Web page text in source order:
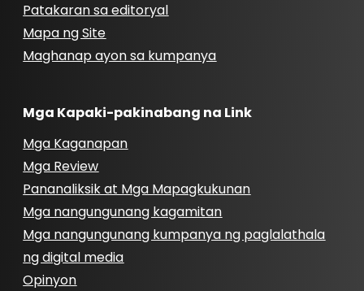
Patakaran sa editoryal
Mapa ng Site
Maghanap ayon sa kumpanya
Mga Kapaki-pakinabang na Link
Mga Kaganapan
Mga Review
Pananaliksik at Mga Mapagkukunan
Mga nangungunang kagamitan
Mga nangungunang kumpanya ng paglalathala
ng digital media
Opinyon